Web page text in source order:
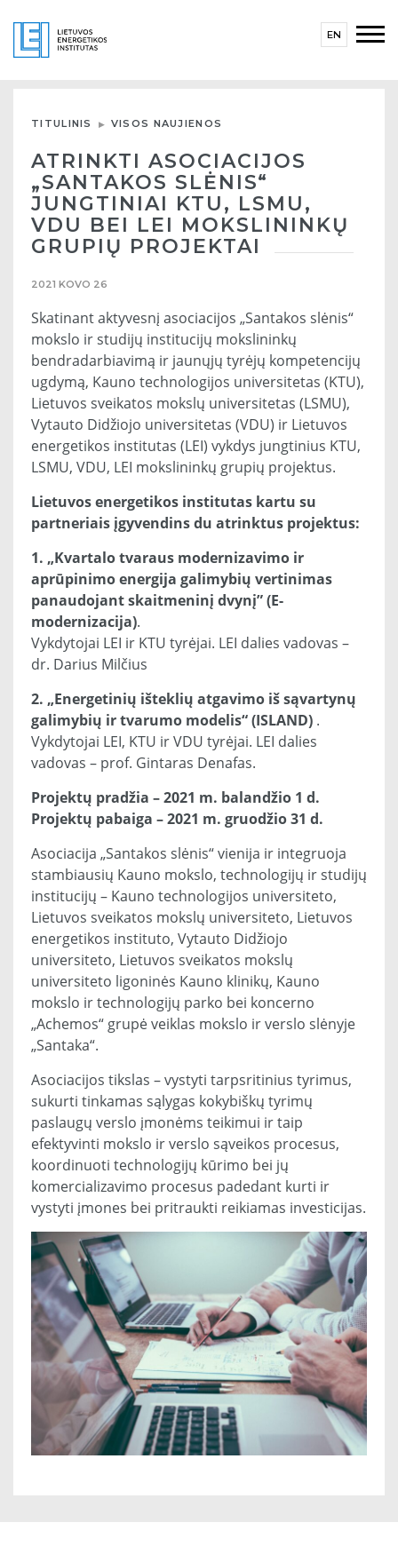
EN
TITULINIS VISOS NAUJIENOS
ATRINKTI ASOCIACIJOS
„SANTAKOS SLĖNIS“
JUNGTINIAI KTU, LSMU,
VDU BEI LEI MOKSLININKŲ
GRUPIŲ PROJEKTAI
2021 KOVO 26
Skatinant aktyvesnį asociacijos „Santakos slėnis“
mokslo ir studijų institucijų mokslininkų
bendradarbiavimą ir jaunųjų tyrėjų kompetencijų
ugdymą, Kauno technologijos universitetas (KTU),
Lietuvos sveikatos mokslų universitetas (LSMU),
Vytauto Didžiojo universitetas (VDU) ir Lietuvos
energetikos institutas (LEI) vykdys jungtinius KTU,
LSMU, VDU, LEI mokslininkų grupių projektus.
Lietuvos energetikos institutas kartu su
partneriais įgyvendins du atrinktus projektus:
1. „Kvartalo tvaraus modernizavimo ir
aprūpinimo energija galimybių vertinimas
panaudojant skaitmeninį dvynį” (E-
modernizacija).
Vykdytojai LEI ir KTU tyrėjai. LEI dalies vadovas –
dr. Darius Milčius
2. „Energetinių išteklių atgavimo iš sąvartynų
galimybių ir tvarumo modelis“ (ISLAND) .
Vykdytojai LEI, KTU ir VDU tyrėjai. LEI dalies
vadovas – prof. Gintaras Denafas.
Projektų pradžia – 2021 m. balandžio 1 d.
Projektų pabaiga – 2021 m. gruodžio 31 d.
Asociacija „Santakos slėnis“ vienija ir integruoja
stambiausių Kauno mokslo, technologijų ir studijų
institucijų – Kauno technologijos universiteto,
Lietuvos sveikatos mokslų universiteto, Lietuvos
energetikos instituto, Vytauto Didžiojo
universiteto, Lietuvos sveikatos mokslų
universiteto ligoninės Kauno klinikų, Kauno
mokslo ir technologijų parko bei koncerno
„Achemos“ grupė veiklas mokslo ir verslo slėnyje
„Santaka“.
Asociacijos tikslas – vystyti tarpsritinius tyrimus,
sukurti tinkamas sąlygas kokybiškų tyrimų
paslaugų verslo įmonėms teikimui ir taip
efektyvinti mokslo ir verslo sąveikos procesus,
koordinuoti technologijų kūrimo bei jų
komercializavimo procesus padedant kurti ir
vystyti įmones bei pritraukti reikiamas investicijas.